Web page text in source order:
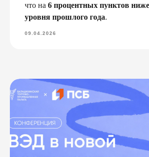
что на 6 процентных пунктов
уровня прошлого года.
09.04.2026